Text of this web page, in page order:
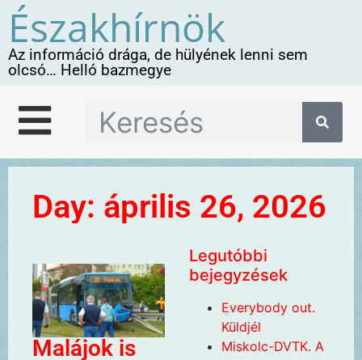
Északhírnök
Az információ drága, de hülyének lenni sem
olcsó… Helló bazmegye
Day: április 26, 2026
Malájok is
Legutóbbi
bejegyzések
Everybody out.
Küldjél
Miskolc-DVTK. A